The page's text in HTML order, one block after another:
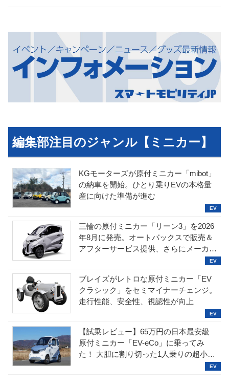
編集部注目のジャンル【ミニカー】
KGモーターズが原付ミニカー「mibot」
の納車を開始。ひとり乗りEVの本格量
産に向けた準備が進む
三輪の原付ミニカー「リーン3」を2026
年8月に発売。オートバックスで販売＆
アフターサービス提供、さらにメーカー
ブレイズがレトロな原付ミニカー「EV
クラシック」をセミマイナーチェンジ。
走行性能、安全性、視認性が向上
【試乗レビュー】65万円の日本最安級
原付ミニカー「EV-eCo」に乗ってみ
た！ 大胆に割り切った1人乗りの超小型